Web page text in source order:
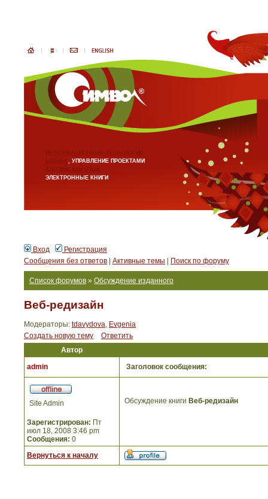
ИНФОРМАЦИОННЫЕ ТЕХНОЛОГИИ
БИЗНЕС, УПРАВЛЕНИЕ ПРОЕКТАМИ
АНГЛИЙСКИЙ ЯЗЫК
ЭЛЕКТРОННЫЕ КНИГИ
Вход
Регистрация
Сообщения без ответов
Активные темы Поиск по форуму
Список форумов » Обсуждение изданного
Веб-редизайн
Модераторы: tdavydova, Evgenia
Создать новую тему
Ответить
Автор
admin
Заголовок сообщения:
Site Admin
Зарегистрирован: Пт
июл 18, 2008 3:46 pm
Сообщения: 0
Обсуждение книги Веб-редизайн
Вернуться к началу